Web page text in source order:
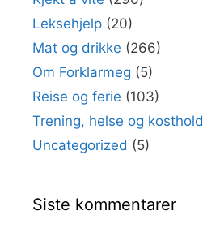
Leksehjelp (20)
Mat og drikke (266)
Om Forklarmeg (5)
Reise og ferie (103)
Trening, helse og kosthold
Uncategorized (5)
Siste kommentarer